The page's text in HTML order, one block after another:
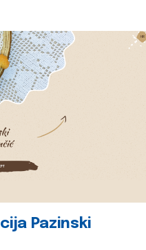
Pazinski